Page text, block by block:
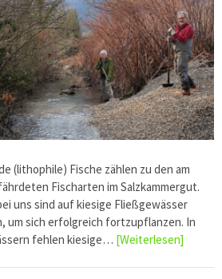
(lithophile) Fische zählen zu den am
Fischarten im Salzkammergut.
uns sind auf kiesige Fließgewässer
um sich erfolgreich fortzupflanzen. In
fehlen kiesige… [Weiterlesen]